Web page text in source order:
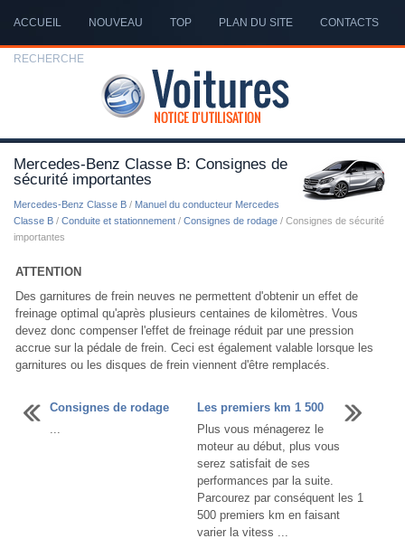
ACCUEIL NOUVEAU TOP PLAN DU SITE CONTACTS
RECHERCHE
Mercedes-Benz Classe B: Consignes de
sécurité importantes
Mercedes-Benz Classe B / Manuel du conducteur Mercedes
Classe B / Conduite et stationnement / Consignes de rodage / Consignes de sécurité
importantes
ATTENTION
Des garnitures de frein neuves ne permettent d'obtenir un effet de
freinage optimal qu'après plusieurs centaines de kilomètres. Vous
devez donc compenser l'effet de freinage réduit par une pression
accrue sur la pédale de frein. Ceci est également valable lorsque les
garnitures ou les disques de frein viennent d'être remplacés.
Consignes de rodage
...
Les premiers km 1 500
Plus vous ménagerez le
moteur au début, plus vous
serez satisfait de ses
performances par la suite.
Parcourez par conséquent les 1
500 premiers km en faisant
varier la vitess ...